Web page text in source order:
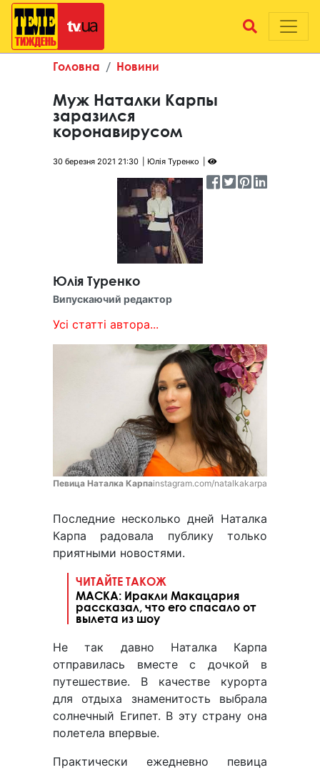
Головна Новини
Муж Наталки Карпы
заразился
коронавирусом
30 березня 2021 21:30 Юлія Туренко
Юлія Туренко
Випускаючий редактор
Усі статті автора...
Певица Наталка Карпаinstagram.com/natalkakarpa
Последние несколько дней Наталка
Карпа радовала публику только
приятными новостями.
ЧИТАЙТЕ ТАКОЖ
МАСКА: Иракли Макацария
рассказал, что его спасало от
вылета из шоу
Не так давно Наталка Карпа
отправилась вместе с дочкой в
путешествие. В качестве курорта
для отдыха знаменитость выбрала
солнечный Египет. В эту страну она
полетела впервые.
Практически ежедневно певица